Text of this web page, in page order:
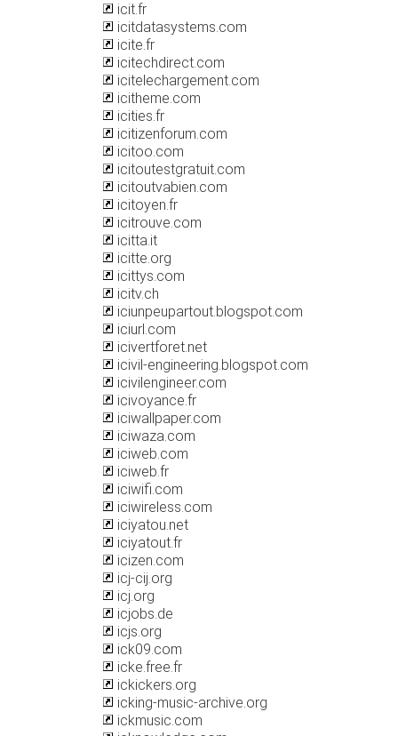
icit.fr
icitdatasystems.com
icite.fr
icitechdirect.com
icitelechargement.com
icitheme.com
icities.fr
icitizenforum.com
icitoo.com
icitoutestgratuit.com
icitoutvabien.com
icitoyen.fr
icitrouve.com
icitta.it
icitte.org
icittys.com
icitv.ch
iciunpeupartout.blogspot.com
iciurl.com
icivertforet.net
icivil-engineering.blogspot.com
icivilengineer.com
icivoyance.fr
iciwallpaper.com
iciwaza.com
iciweb.com
iciweb.fr
iciwifi.com
iciwireless.com
iciyatou.net
iciyatout.fr
icizen.com
icj-cij.org
icj.org
icjobs.de
icjs.org
ick09.com
icke.free.fr
ickickers.org
icking-music-archive.org
ickmusic.com